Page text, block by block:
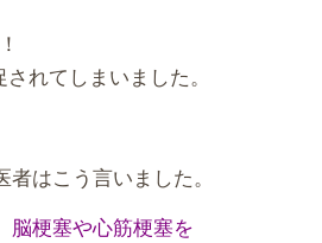
れてしまいました。
はこう言いました。
脳梗塞や心筋梗塞を